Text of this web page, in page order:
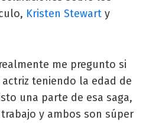
Kristen Stewart y
me pregunto si
teniendo la edad de
una parte de esa saga,
y ambos son súper